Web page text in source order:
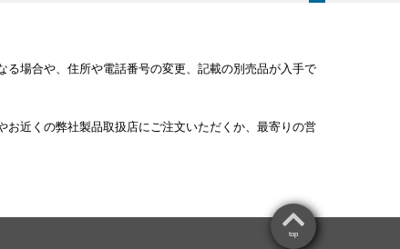
場合や、住所や電話番号の変更、記載の別売品が入手で
近くの弊社製品取扱店にご注文いただくか、最寄りの営
top